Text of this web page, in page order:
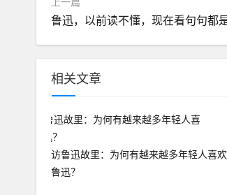
鲁迅，以前读不懂，现在看句句都
相关文章
访鲁迅故里：为何有越来越多年轻人喜欢
鲁迅？